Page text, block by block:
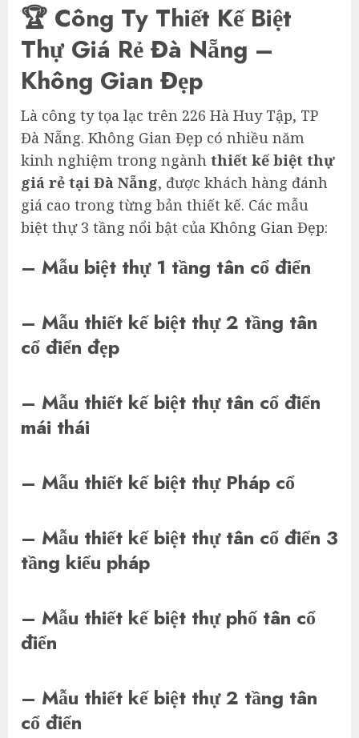
🏆 Công Ty Thiết Kế Biệt
Thự Giá Rẻ Đà Nẵng –
Không Gian Đẹp
Là công ty tọa lạc trên 226 Hà Huy Tập, TP
Đà Nẵng. Không Gian Đẹp có nhiều năm
kinh nghiệm trong ngành thiết kế biệt thự
giá rẻ tại Đà Nẵng, được khách hàng đánh
giá cao trong từng bản thiết kế. Các mẫu
biệt thự 3 tầng nổi bật của Không Gian Đẹp:
– Mẫu biệt thự 1 tầng tân cổ điển
– Mẫu thiết kế biệt thự 2 tầng tân
cổ điển đẹp
– Mẫu thiết kế biệt thự tân cổ điển
mái thái
– Mẫu thiết kế biệt thự Pháp cổ
– Mẫu thiết kế biệt thự tân cổ điển 3
tầng kiểu pháp
– Mẫu thiết kế biệt thự phố tân cổ
điển
– Mẫu thiết kế biệt thự 2 tầng tân
cổ điển